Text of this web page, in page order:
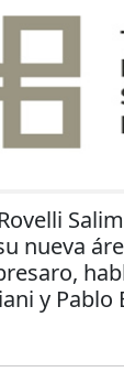
nueva
y Pablo